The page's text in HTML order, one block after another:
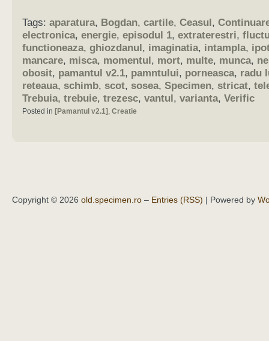
Tags: aparatura, Bogdan, cartile, Ceasul,
electronica, energie, episodul 1, extraterestri,
functioneaza, ghiozdanul, imaginatia, intampla,
mancare, misca, momentul, mort, multe, munca,
obosit, pamantul v2.1, pamntului, porneasca, radu
reteaua, schimb, scot, sosea, Specimen, stricat,
Trebuia, trebuie, trezesc, vantul, varianta, Verific
Posted in [Pamantul v2.1] Creatie
Copyright © 2026 old.specimen.ro – Entries (RSS) | Powered by